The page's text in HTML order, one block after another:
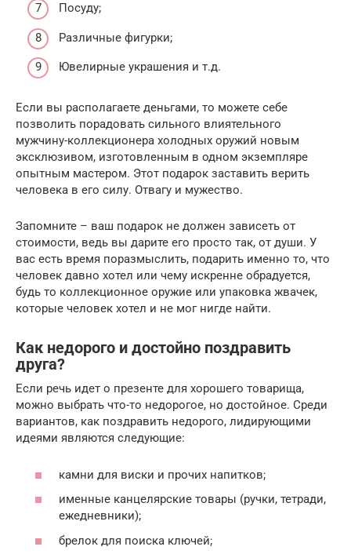
Посуду;
Различные фигурки;
Ювелирные украшения и т.д.
Если вы располагаете деньгами, то можете себе
позволить порадовать сильного влиятельного
мужчину-коллекционера холодных оружий новым
эксклюзивом, изготовленным в одном экземпляре
опытным мастером. Этот подарок заставить верить
человека в его силу. Отвагу и мужество.
Запомните – ваш подарок не должен зависеть от
стоимости, ведь вы дарите его просто так, от души. У
вас есть время поразмыслить, подарить именно то, что
человек давно хотел или чему искренне обрадуется,
будь то коллекционное оружие или упаковка жвачек,
которые человек хотел и не мог нигде найти.
Как недорого и достойно поздравить
друга?
Если речь идет о презенте для хорошего товарища,
можно выбрать что-то недорогое, но достойное. Среди
вариантов, как поздравить недорого, лидирующими
идеями являются следующие:
камни для виски и прочих напитков;
именные канцелярские товары (ручки, тетради,
ежедневники);
брелок для поиска ключей;